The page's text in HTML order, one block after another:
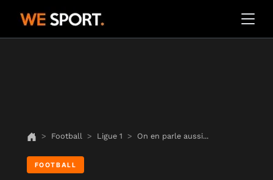
Football Ligue 1 On en parle aussi...
FOOTBALL